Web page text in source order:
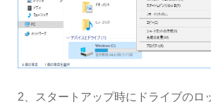
2、スタートアップ時にドライブのロ